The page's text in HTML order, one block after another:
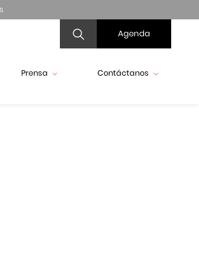
Agenda
Prensa Contáctanos